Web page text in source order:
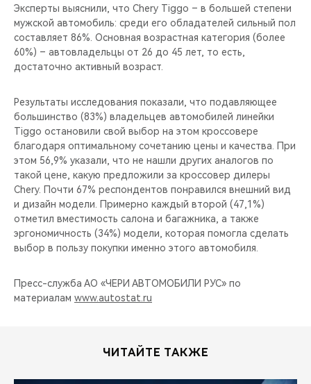
CHERY ДЛЯ ДЕТЕЙ
Эксперты выяснили, что Chery Tiggo – в большей степени
мужской автомобиль: среди его обладателей сильный пол
составляет 86%. Основная возрастная категория (более
60%) – автовладельцы от 26 до 45 лет, то есть,
достаточно активный возраст.
Результаты исследования показали, что подавляющее
большинство (83%) владельцев автомобилей линейки
Tiggo остановили свой выбор на этом кроссовере
благодаря оптимальному сочетанию цены и качества. При
этом 56,9% указали, что не нашли других аналогов по
такой цене, какую предложили за кроссовер дилеры
Chery. Почти 67% респондентов понравился внешний вид
и дизайн модели. Примерно каждый второй (47,1%)
отметил вместимость салона и багажника, а также
эргономичность (34%) модели, которая помогла сделать
выбор в пользу покупки именно этого автомобиля.
Пресс-служба АО «ЧЕРИ АВТОМОБИЛИ РУС» по
материалам www.autostat.ru
ЧИТАЙТЕ ТАКЖЕ